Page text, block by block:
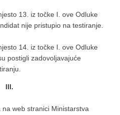
13. iz točke I. ove Odluke
nije pristupio na testiranje.
14. iz točke I. ove Odluke
postigli zadovoljavajuće
III.
web stranici Ministarstva